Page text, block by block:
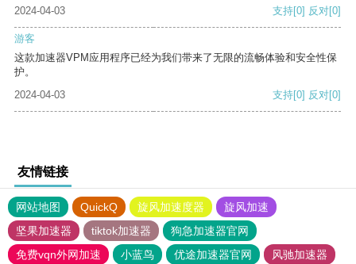
2024-04-03 支持[0] 反对[0]
游客
这款加速器VPM应用程序已经为我们带来了无限的流畅体验和安全性保
护。
2024-04-03
支持[0] 反对[0]
友情链接
网站地图 QuickQ 旋风加速度器
旋风加速
坚果加速器
tiktok加速器
狗急加速器官网
免费vqn外网加速
小蓝鸟 优途加速器官网
风驰加速器